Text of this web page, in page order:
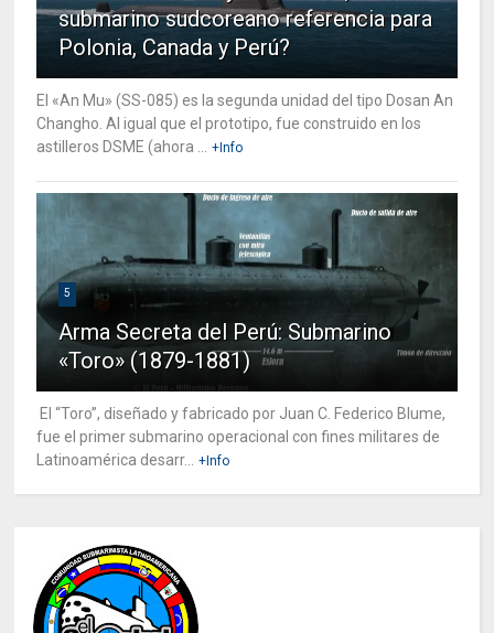
submarino sudcoreano referencia para
Polonia, Canada y Perú?
El «An Mu» (SS-085) es la segunda unidad del tipo Dosan An
Changho. Al igual que el prototipo, fue construido en los
astilleros DSME (ahora ...
+Info
5
Arma Secreta del Perú: Submarino
«Toro» (1879-1881)
El “Toro”, diseñado y fabricado por Juan C. Federico Blume,
fue el primer submarino operacional con fines militares de
Latinoamérica desarr...
+Info